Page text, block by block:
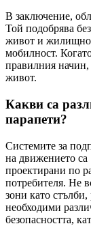
В заключение,
Той подобрява
живот и
мобилност.
правилния начин,
живот.
Какви са
парапети?
Системите за
на движението са
проектирани по
потребителя. Не
зони като
необходими
безопасността,